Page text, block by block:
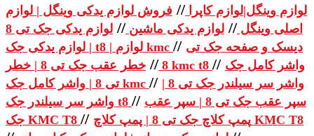
لوازم وینگل|لوازم کاپرا // فروش لوازم یدکی وینگل | لوازم
اصلی وینگل // لوازم یدکی ماشین //
لوازم یدکی جک تی 8
| لوازم یدکی جک t8 | لوازم kmc // دیسک و صفحه جک تی
8
// خطر عقب جک تی 8 | خطر kmc t8 // واشر کامل جک
تی 8 | واشر کامل جک kmc // واشر سر سیلندر جک تی 8 |
واشر سر سیلندر جک t8 // سپر عقب جک تی 8 | سپر عقب
جک KMC T8 // پمپ کلاچ جک تی 8 | پمپ کلاچ KMC T8